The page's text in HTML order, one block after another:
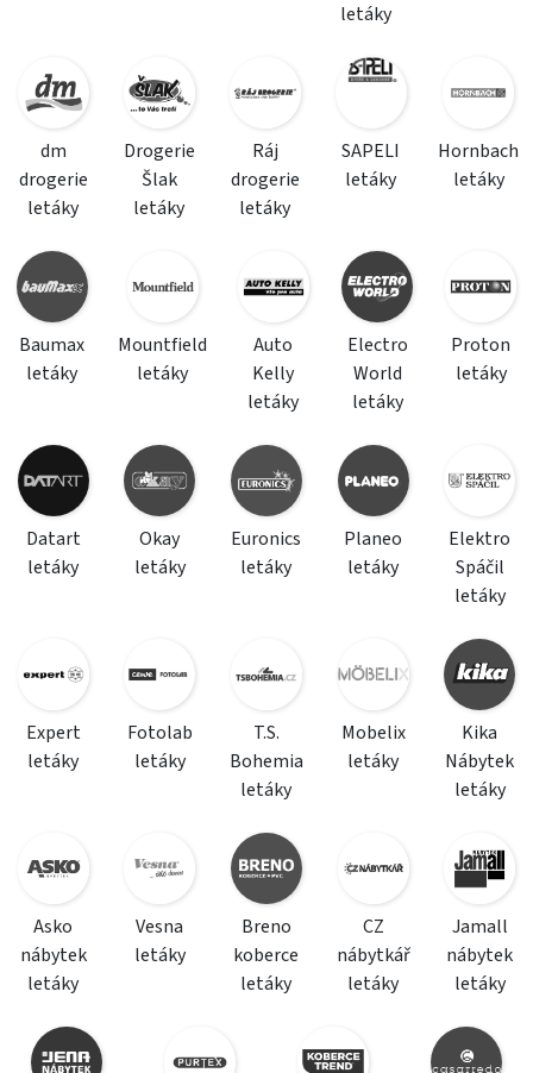
letáky
dm
drogerie
letáky
Drogerie
Šlak
letáky
Ráj
drogerie
letáky
SAPELI
letáky
Hornbach
letáky
Baumax
letáky
Mountfield
letáky
Auto
Kelly
letáky
Electro
World
letáky
Proton
letáky
Datart
letáky
Okay
letáky
Euronics
letáky
Planeo
letáky
Elektro
Spáčil
letáky
Expert
letáky
Fotolab
letáky
T.S.
Bohemia
letáky
Mobelix
letáky
Kika
Nábytek
letáky
Asko
nábytek
letáky
Vesna
letáky
Breno
koberce
letáky
CZ
nábytkář
letáky
Jamall
nábytek
letáky